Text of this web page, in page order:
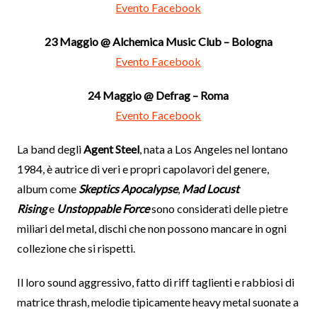
Evento Facebook
23 Maggio @ Alchemica Music Club – Bologna
Evento Facebook
24 Maggio @ Defrag – Roma
Evento Facebook
La band degliAgent Steel, nata a Los Angeles nel lontano
1984, è autrice di veri e propri capolavori del genere,
album come Skeptics Apocalypse, Mad Locust
Risinge Unstoppable Forcesono considerati delle pietre
miliari del metal, dischi che non possono mancare in ogni
collezione che si rispetti.
Il loro sound aggressivo, fatto di riff taglienti e rabbiosi di
matrice thrash, melodie tipicamente heavy metal suonate a